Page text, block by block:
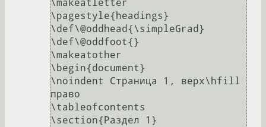
\makeatletter
\pagestyle{headings}
\def\@oddhead{\simpleGrad}
\def\@oddfoot{}
\makeatother
\begin{document}
\noindent Страница 1, верх\hfill
право
\tableofcontents
\section{Раздел 1}